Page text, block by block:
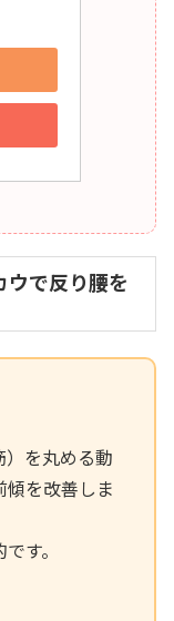
で反り腰を
を丸める動
を改善しま
す。